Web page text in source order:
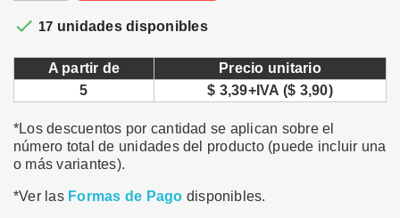
 17 unidades disponibles
A partir de
Precio unitario
5
$ 3,39+IVA ($ 3,90)
*Los descuentos por cantidad se aplican sobre el
número total de unidades del producto (puede incluir una
o más variantes).
*Ver las Formas de Pago disponibles.